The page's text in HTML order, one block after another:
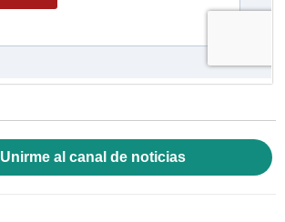
Unirme al canal de noticias